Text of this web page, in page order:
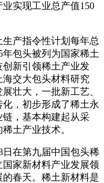
实现工业总产值150
产指令性计划每年总
包头被列为国家稀土
新引领稀土产业发
交大包头材料研究
壮大，一批新工艺、
，初步形成了稀土永
，基本构建起从采
土产业技术。
在第九届中国包头稀
家新材料产业发展领
春天。稀土新材料是